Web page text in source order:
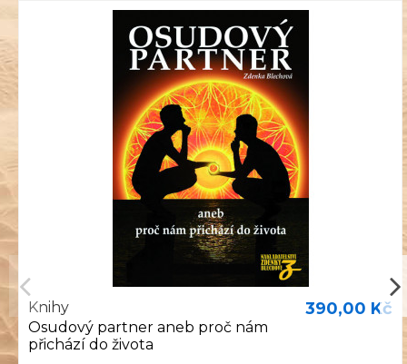
Knihy
Osudový partner aneb proč nám
přichází do života
390,00 Kč